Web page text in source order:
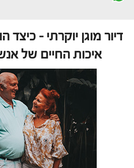
דיור מוגן יוקרתי –
איכות החיים של